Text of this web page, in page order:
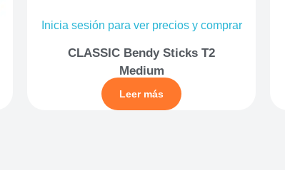
Inicia sesión para ver precios y comprar
CLASSIC Bendy Sticks T2
Medium
Leer más